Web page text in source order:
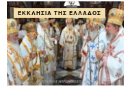
ΕΚΚΛΗΣΊΑ ΤΗΣ ΕΛΛΆΔΟΣ